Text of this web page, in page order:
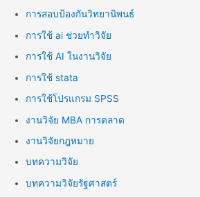
การสอบป้องกันวิทยานิพนธ์
การใช้ ai ช่วยทำวิจัย
การใช้ AI ในงานวิจัย
การใช้ stata
การใช้โปรแกรม SPSS
งานวิจัย MBA การตลาด
งานวิจัยกฎหมาย
บทความวิจัย
บทความวิจัยรัฐศาสตร์